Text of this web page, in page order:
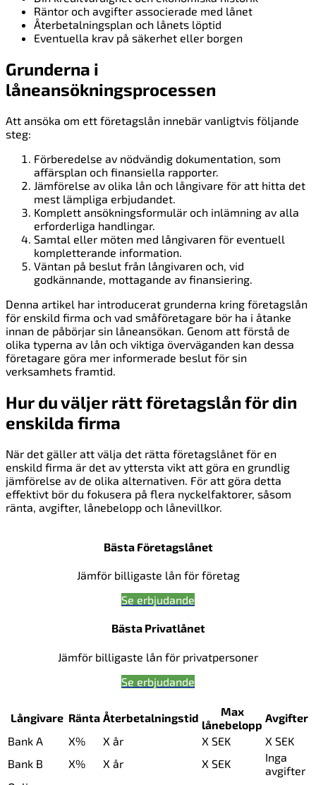
Räntor och avgifter associerade med lånet
Återbetalningsplan och lånets löptid
Eventuella krav på säkerhet eller borgen
Grunderna i
låneansökningsprocessen
Att ansöka om ett företagslån innebär vanligtvis följande
steg:
Förberedelse av nödvändig dokumentation, som
affärsplan och finansiella rapporter.
Jämförelse av olika lån och långivare för att hitta det
mest lämpliga erbjudandet.
Komplett ansökningsformulär och inlämning av alla
erforderliga handlingar.
Samtal eller möten med långivaren för eventuell
kompletterande information.
Väntan på beslut från långivaren och, vid
godkännande, mottagande av finansiering.
Denna artikel har introducerat grunderna kring företagslån
för enskild firma och vad småföretagare bör ha i åtanke
innan de påbörjar sin låneansökan. Genom att förstå de
olika typerna av lån och viktiga överväganden kan dessa
företagare göra mer informerade beslut för sin
verksamhets framtid.
Hur du väljer rätt företagslån för din
enskilda firma
När det gäller att välja det rätta företagslånet för en
enskild firma är det av yttersta vikt att göra en grundlig
jämförelse av de olika alternativen. För att göra detta
effektivt bör du fokusera på flera nyckelfaktorer, såsom
ränta, avgifter, lånebelopp och lånevillkor.
Bästa Företagslånet
Jämför billigaste lån för företag
Se erbjudande
Bästa Privatlånet
Jämför billigaste lån för privatpersoner
Se erbjudande
Långivare Ränta Återbetalningstid
Max
lånebelopp
Avgifter
Bank A
X% X år X SEK
X SEK
Bank B
X% X år X SEK
Inga
avgifter